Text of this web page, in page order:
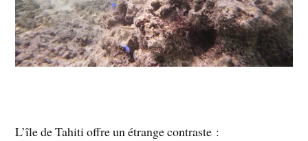
L’île de Tahiti offre un étrange contraste :